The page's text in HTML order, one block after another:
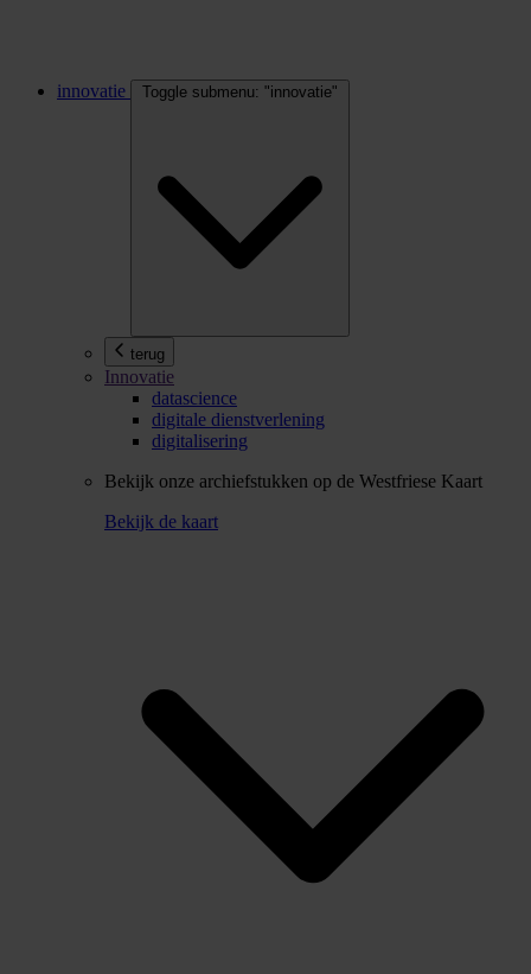
innovatie Toggle submenu: "innovatie"
terug
Innovatie
datascience
digitale dienstverlening
digitalisering
Bekijk onze archiefstukken op de Westfriese Kaart
Bekijk de kaart